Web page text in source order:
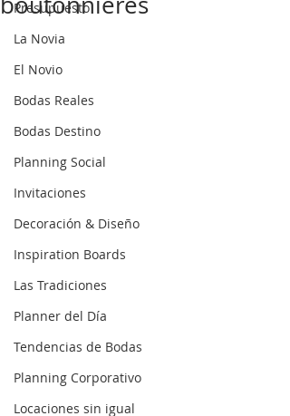
Presupuesto
La Novia
El Novio
Bodas Reales
Bodas Destino
Planning Social
Invitaciones
Decoración & Diseño
Inspiration Boards
Las Tradiciones
Planner del Día
Tendencias de Bodas
Planning Corporativo
Locaciones sin igual